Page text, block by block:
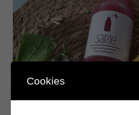
Cookies